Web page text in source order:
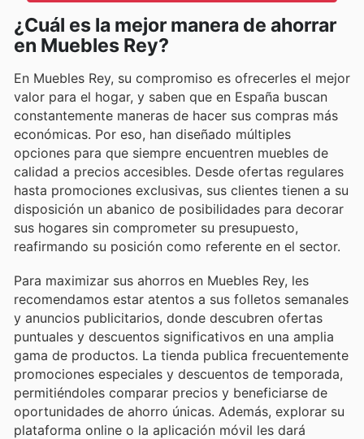
¿Cuál es la mejor manera de ahorrar
en Muebles Rey?
En Muebles Rey, su compromiso es ofrecerles el mejor
valor para el hogar, y saben que en España buscan
constantemente maneras de hacer sus compras más
económicas. Por eso, han diseñado múltiples
opciones para que siempre encuentren muebles de
calidad a precios accesibles. Desde ofertas regulares
hasta promociones exclusivas, sus clientes tienen a su
disposición un abanico de posibilidades para decorar
sus hogares sin comprometer su presupuesto,
reafirmando su posición como referente en el sector.
Para maximizar sus ahorros en Muebles Rey, les
recomendamos estar atentos a sus folletos semanales
y anuncios publicitarios, donde descubren ofertas
puntuales y descuentos significativos en una amplia
gama de productos. La tienda publica frecuentemente
promociones especiales y descuentos de temporada,
permitiéndoles comparar precios y beneficiarse de
oportunidades de ahorro únicas. Además, explorar su
plataforma online o la aplicación móvil les dará